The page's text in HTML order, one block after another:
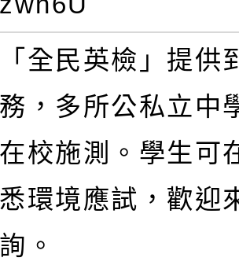
「全民英檢」提供
務，多所公私立中
在校施測。學生可
悉環境應試，歡迎
詢。